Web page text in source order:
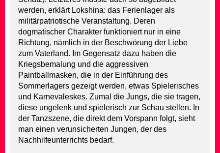
werden, erklärt Lokshina: das Ferienlager als
militärpatriotische Veranstaltung. Deren
dogmatischer Charakter funktioniert nur in eine
Richtung, nämlich in der Beschwörung der Liebe
zum Vaterland. Im Gegensatz dazu haben die
Kriegsbemalung und die aggressiven
Paintballmasken, die in der Einführung des
Sommerlagers gezeigt werden, etwas Spielerisches
und Karnevaleskes. Zumal die Jungs, die sie tragen,
diese ungelenk und spielerisch zur Schau stellen. In
der Tanzszene, die direkt dem Vorspann folgt, sieht
man einen verunsicherten Jungen, der des
Nachhilfeunterrichts bedarf.